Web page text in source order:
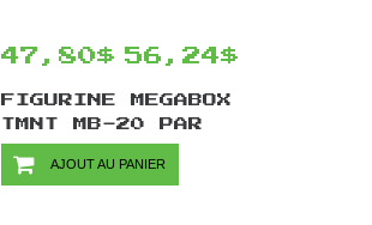
47,80$ 56,24$
FIGURINE MEGABOX
TMNT MB-20 PAR
52TOYS -
DONATELLO 13 CM
AJOUT AU PANIER